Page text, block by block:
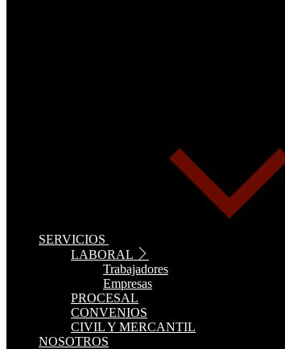
SERVICIOS
LABORAL
Trabajadores
Empresas
PROCESAL
CONVENIOS
CIVIL Y MERCANTIL
NOSOTROS